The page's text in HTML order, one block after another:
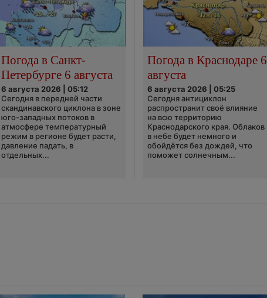
Погода в Санкт-
Петербурге 6 августа
6 августа 2026 | 05:12
Сегодня в передней части
скандинавского циклона в зоне
юго-западных потоков в
атмосфере температурный
режим в регионе будет расти,
давление падать, в
отдельных...
Погода в Краснодаре 6
августа
6 августа 2026 | 05:25
Сегодня антициклон
распространит своё влияние
на всю территорию
Краснодарского края. Облаков
в небе будет немного и
обойдётся без дождей, что
поможет солнечным...